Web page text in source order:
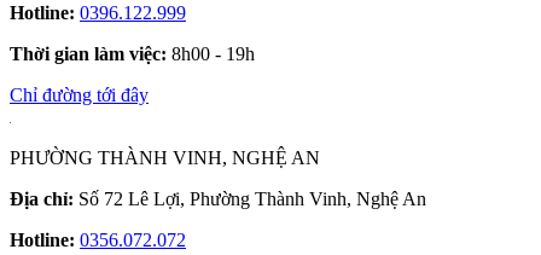
Hotline: 0396.122.999
Thời gian làm việc: 8h00 - 19h
Chỉ đường tới đây
PHƯỜNG THÀNH VINH, NGHỆ AN
Địa chỉ: Số 72 Lê Lợi, Phường Thành Vinh, Nghệ An
Hotline: 0356.072.072